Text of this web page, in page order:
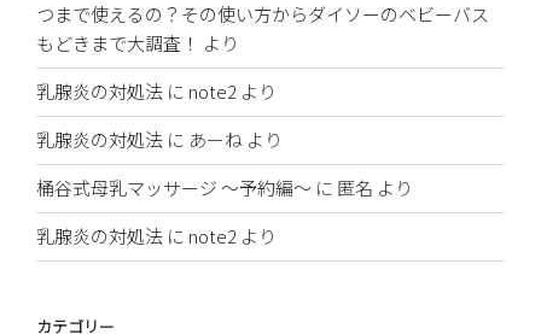
つまで使えるの？その使い方からダイソーのベビーバス
もどきまで大調査！ より
乳腺炎の対処法 に note2 より
乳腺炎の対処法 に あーね より
桶谷式母乳マッサージ 〜予約編〜 に 匿名 より
乳腺炎の対処法 に note2 より
カテゴリー